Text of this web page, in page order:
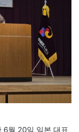
6월 20일 일본 대표